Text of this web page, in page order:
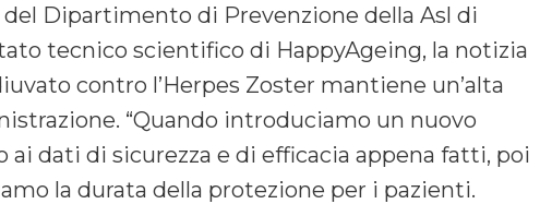
Dipartimento di Prevenzione della Asl di
tecnico scientifico di HappyAgeing, la notizia
contro l’Herpes Zoster mantiene un’alta
“Quando introduciamo un nuovo
ai dati di sicurezza e di efficacia appena fatti, poi
la durata della protezione per i pazienti.